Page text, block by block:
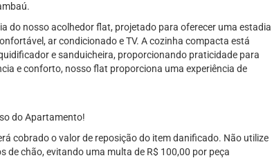
do nosso acolhedor flat, projetado para oferecer uma estadia
ar condicionado e TV. A cozinha compacta está
e sanduicheira, proporcionando praticidade para
e conforto, nosso flat proporciona uma experiência de
do Apartamento!
cobrado o valor de reposição do item danificado. Não utilize
de chão, evitando uma multa de R$ 100,00 por peça